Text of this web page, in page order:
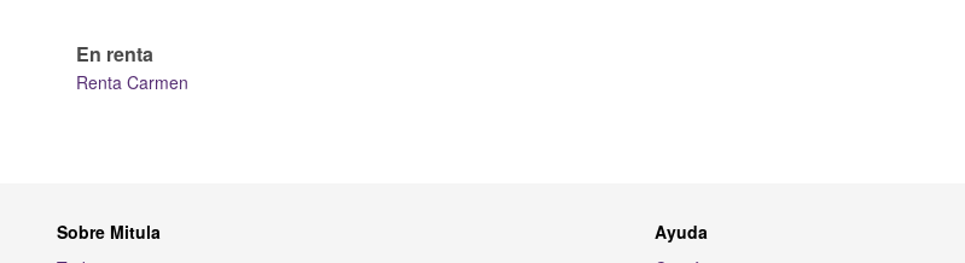
En renta
Renta Carmen
Sobre Mitula
Ayuda